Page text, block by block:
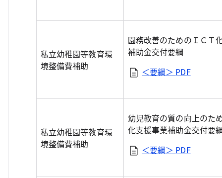
私立幼稚園等教育環
境整備費補助
園務改善のためのＩＣＴ
補助金交付要綱
＜要綱＞ PDF
私立幼稚園等教育環
境整備費補助
幼児教育の質の向上のた
化支援事業補助金交付要
＜要綱＞ PDF